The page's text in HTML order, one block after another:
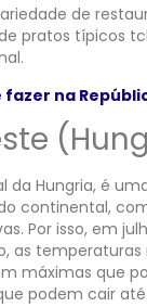
de
pratos típicos
fazer na
da Hungria, é
continental,
Por isso, em
as temperaturas
máximas que
podem cair até